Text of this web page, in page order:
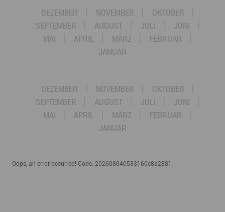
DEZEMBER NOVEMBER
OKTOBER
SEPTEMBER
AUGUST JULI
JUNI
MAI
APRIL MÄRZ
FEBRUAR
JANUAR
DEZEMBER NOVEMBER
OKTOBER
SEPTEMBER
AUGUST JULI
JUNI
MAI
APRIL MÄRZ
FEBRUAR
JANUAR
Oops, an error occurred! Code: 202608040533160c8a2881